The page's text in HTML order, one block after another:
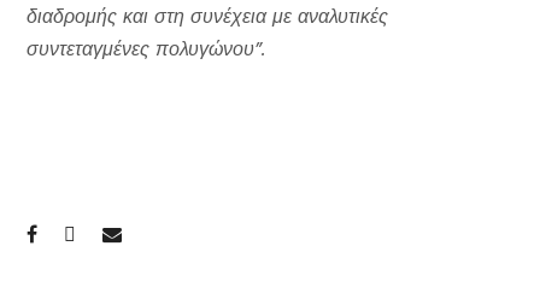
διαδρομής και στη συνέχεια με αναλυτικές
συντεταγμένες πολυγώνου”.